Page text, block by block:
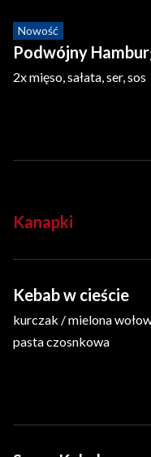
Nowość
Podwójny
2x mięso, sałata, ser, sos
Kanapki
Kebab w cieście
kurczak / mielona
pasta czosnkowa